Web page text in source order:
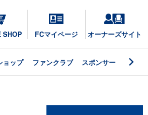
SHOP FCマイページ オーナーズサイト
ョップ ファンクラブ スポンサー